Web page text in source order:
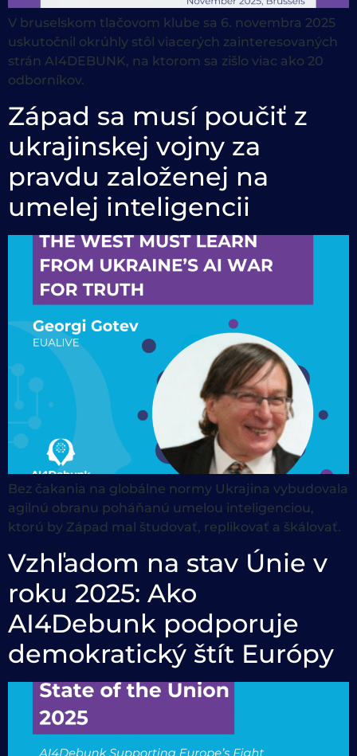
V bruselskom tlačovom klube sa 6. novembra 2025
uskutočnil okrúhly stôl viacerých zainteresovaných
strán AI4DEBUNK, na ktorom sa zišlo viac ako 20
odborníkov.
Západ sa musí poučiť z
ukrajinskej vojny za
pravdu založenej na
umelej inteligencii
Bez čakania na globálne normy Ukrajina vybudovala
agilnú obranu poháňanú umelou inteligenciou,
ktorú by Západ mal študovať, replikovať a škálovať.
Vzhľadom na stav Únie v
roku 2025: Ako
AI4Debunk podporuje
demokratický štít Európy